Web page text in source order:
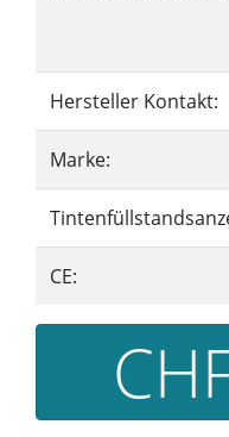
Hersteller Kontakt:
Marke:
CE: